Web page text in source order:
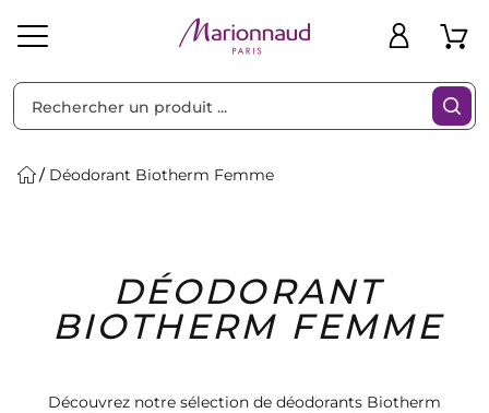
Homme Marques Idées
Cadeaux
Bons
Plans
Déodorant Biotherm Femme
DÉODORANT
BIOTHERM FEMME
Découvrez notre sélection de déodorants Biotherm
Filtres